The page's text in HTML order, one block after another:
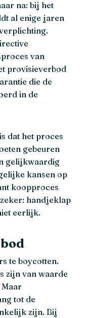
na: bij het
al enige jaren
van
provisieverbod
die de
in de
dat het proces
gebeuren
gelijkwaardig
kansen op
koopproces
handjeklap
eerlijk.
te boycotten.
zijn van waarde
tot de
zijn. Bij